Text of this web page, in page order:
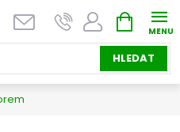
HLEDAT
NÁKUPNÍ
KOŠÍK